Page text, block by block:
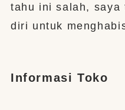
tahu ini salah, saya
diri untuk
Informasi Toko